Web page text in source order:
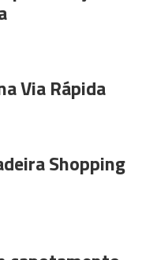
Via Rápida
Shopping